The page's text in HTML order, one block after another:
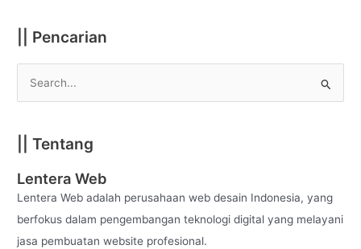
|| Pencarian
r
c
h
f
o
|| Tentang
Lentera Web
Lentera Web adalah perusahaan web desain Indonesia, yang
berfokus dalam pengembangan teknologi digital yang melayani
jasa pembuatan website profesional.